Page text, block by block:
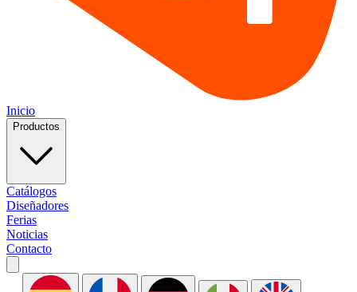
Inicio
Productos
Catálogos
Diseñadores
Ferias
Noticias
Contacto